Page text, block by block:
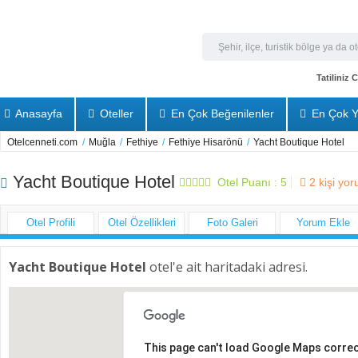
Tatiliniz
Anasayfa Oteller En Çok Beğenilenler En Çok
Otelcenneti.com / Muğla / Fethiye / Fethiye Hisarönü / Yacht Boutique Hotel
Yacht Boutique Hotel Otel Puanı : 5 2 kişi
Otel Profili Otel Özellikleri Foto Galeri Yorum Ekle
Yacht Boutique Hotel otel'e ait haritadaki adresi.
This page can't load Google Maps